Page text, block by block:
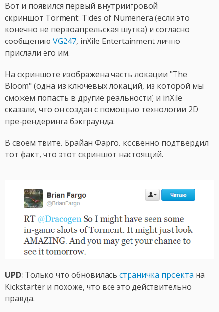
Вот и появился первый внутриигровой
скриншот Torment: Tides of Numenera (если это
конечно не первоапрельская шутка) и согласно
сообщению VG247, inXile Entertainment лично
прислали его им.
На скриншоте изображена часть локации "The
Bloom" (одна из ключевых локаций, из которой мы
сможем попасть в другие реальности) и inXile
сказали, что он создан с помощью технологии 2D
пре-рендеринга бэкграунда.
В своем твите, Брайан Фарго, косвенно подтвердил
тот факт, что этот скриншот настоящий.
UPD: Только что обновилась страничка проекта на
Kickstarter и похоже, что все это действительно
правда.